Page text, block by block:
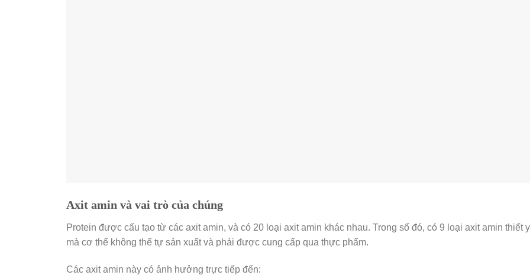
Axit amin và vai trò của chúng
Protein được cấu tạo từ các axit amin, và có 20 loại axit amin khác nhau. Trong số đó, có 9 loại axit amin thiết
mà cơ thể không thể tự sản xuất và phải được cung cấp qua thực phẩm.
Các axit amin này có ảnh hưởng trực tiếp đến: